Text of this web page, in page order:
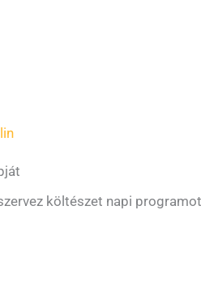
költészet napi